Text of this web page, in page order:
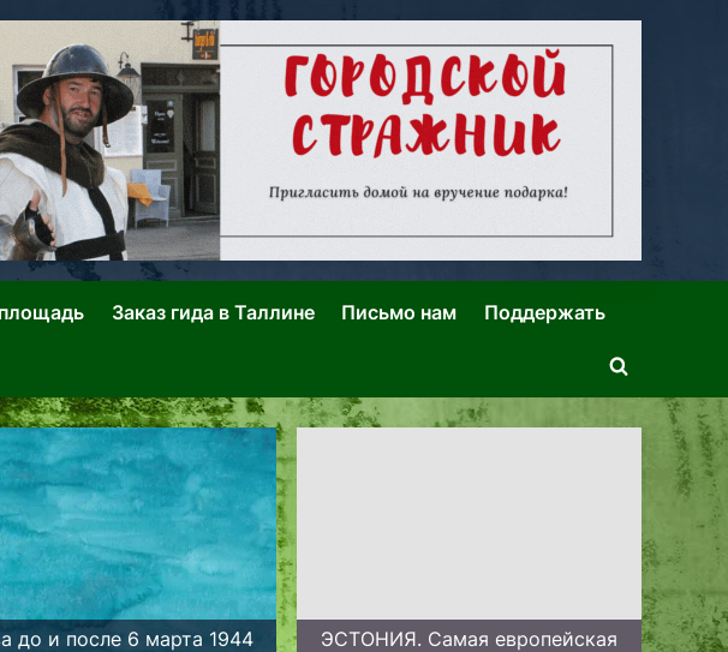
Заказ гида в Таллине Письмо нам Поддержать
Toggle
search
до и после 6 марта 1944
ЭСТОНИЯ. Самая европейская